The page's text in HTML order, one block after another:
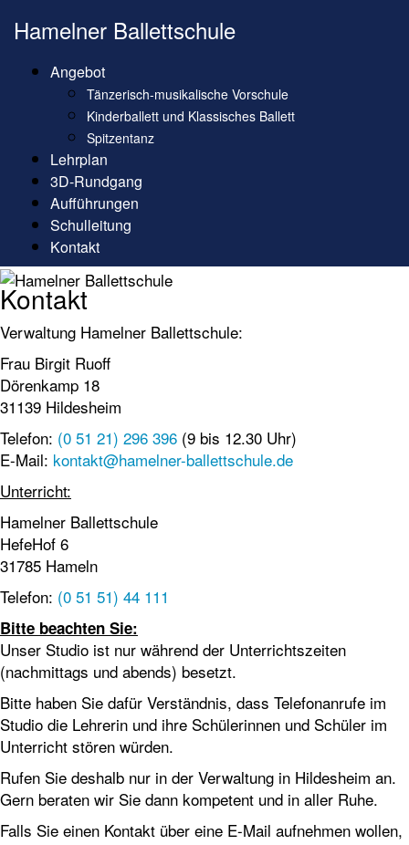
Hamelner Ballettschule
Angebot
Tänzerisch-musikalische Vorschule
Kinderballett und Klassisches Ballett
Spitzentanz
Lehrplan
3D-Rundgang
Aufführungen
Schulleitung
Kontakt
Kontakt
Verwaltung Hamelner Ballettschule:
Frau Birgit Ruoff
Dörenkamp 18
31139 Hildesheim
Telefon: (0 51 21) 296 396 (9 bis 12.30 Uhr)
E-Mail: kontakt@hamelner-ballettschule.de
Unterricht:
Hamelner Ballettschule
HefeHof 6
31785 Hameln
Telefon: (0 51 51) 44 111
Bitte beachten Sie:
Unser Studio ist nur während der Unterrichtszeiten
(nachmittags und abends) besetzt.
Bitte haben Sie dafür Verständnis, dass Telefonanrufe im
Studio die Lehrerin und ihre Schülerinnen und Schüler im
Unterricht stören würden.
Rufen Sie deshalb nur in der Verwaltung in Hildesheim an.
Gern beraten wir Sie dann kompetent und in aller Ruhe.
Falls Sie einen Kontakt über eine E-Mail aufnehmen wollen,